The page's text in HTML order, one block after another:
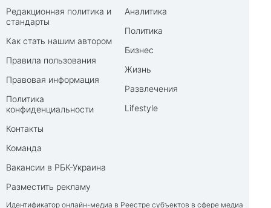
Редакционная политика и
стандарты
Как стать нашим автором
Правила пользования
Правовая информация
Политика
конфиденциальности
Контакты
Команда
Вакансии в РБК-Украина
Разместить рекламу
Аналитика
Политика
Бизнес
Жизнь
Развлечения
Lifestyle
Идентификатор онлайн-медиа в Реестре субъектов в сфере медиа